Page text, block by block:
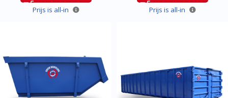
Prijs is all-in Prijs is all-in